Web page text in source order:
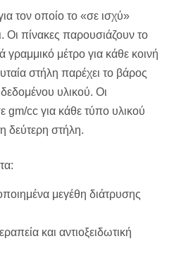
τον οποίο το «σε ισχύ»
Οι πίνακες παρουσιάζουν το
γραμμικό μέτρο για κάθε κοινή
στήλη παρέχει το βάρος
υλικού. Οι
gm/cc για κάθε τύπο υλικού
δεύτερη στήλη.
μεγέθη διάτρυσης
και αντιοξειδωτική